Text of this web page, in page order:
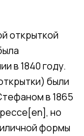
открыткой
в 1840 году.
были
в 1865
[en], но
формы